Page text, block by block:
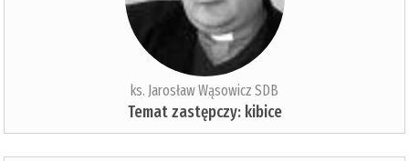
ks. Jarosław Wąsowicz SDB
Temat zastępczy: kibice